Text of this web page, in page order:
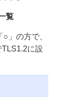
覧
」の方で、
に設